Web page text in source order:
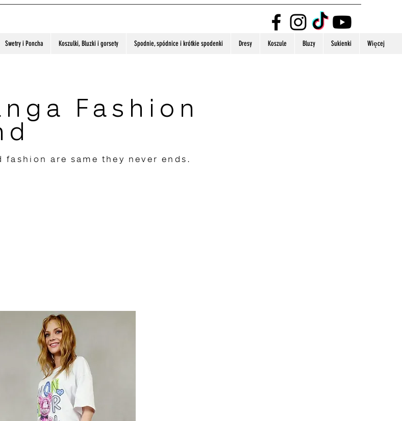
Swetry i Poncha Koszulki, Bluzki i gorsety Spodnie, spódnice i krótkie spodenki Dresy Koszule Bluzy Sukienki Więcej
Fashion
fashion are same they never ends.